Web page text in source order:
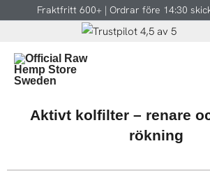
Fraktfritt 600+ | Ordrar före 14:30
Aktivt kolfilter – renare
rökning